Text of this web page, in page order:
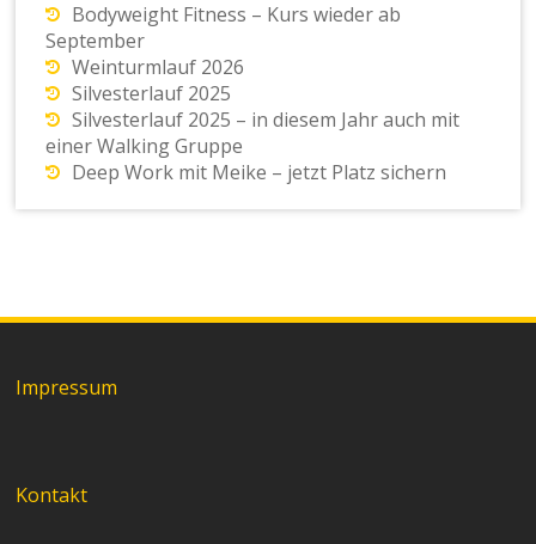
Bodyweight Fitness – Kurs wieder ab
September
Weinturmlauf 2026
Silvesterlauf 2025
Silvesterlauf 2025 – in diesem Jahr auch mit
einer Walking Gruppe
Deep Work mit Meike – jetzt Platz sichern
Impressum
Kontakt